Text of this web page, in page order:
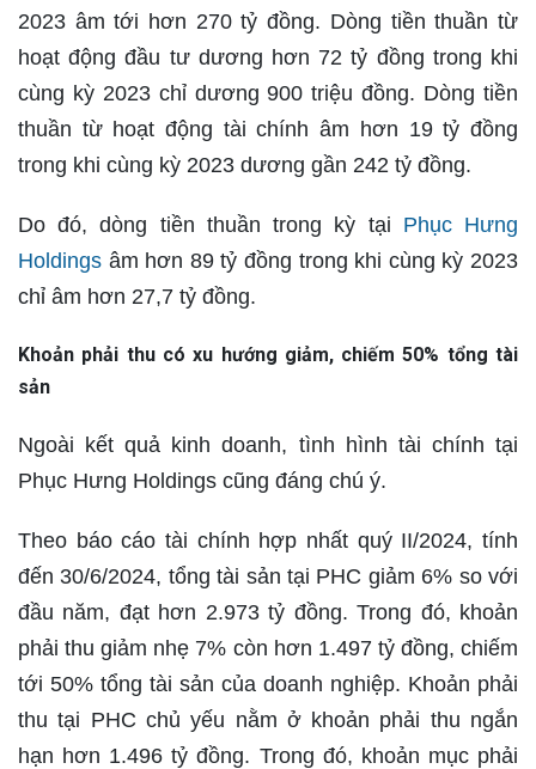
2023 âm tới hơn 270 tỷ đồng. Dòng tiền thuần từ
hoạt động đầu tư dương hơn 72 tỷ đồng trong khi
cùng kỳ 2023 chỉ dương 900 triệu đồng. Dòng tiền
thuần từ hoạt động tài chính âm hơn 19 tỷ đồng
trong khi cùng kỳ 2023 dương gần 242 tỷ đồng.
Do đó, dòng tiền thuần trong kỳ tại Phục Hưng
Holdings âm hơn 89 tỷ đồng trong khi cùng kỳ 2023
chỉ âm hơn 27,7 tỷ đồng.
Khoản phải thu có xu hướng giảm, chiếm 50% tổng tài
sản
Ngoài kết quả kinh doanh, tình hình tài chính tại
Phục Hưng Holdings cũng đáng chú ý.
Theo báo cáo tài chính hợp nhất quý II/2024, tính
đến 30/6/2024, tổng tài sản tại PHC giảm 6% so với
đầu năm, đạt hơn 2.973 tỷ đồng. Trong đó, khoản
phải thu giảm nhẹ 7% còn hơn 1.497 tỷ đồng, chiếm
tới 50% tổng tài sản của doanh nghiệp. Khoản phải
thu tại PHC chủ yếu nằm ở khoản phải thu ngắn
hạn hơn 1.496 tỷ đồng. Trong đó, khoản mục phải